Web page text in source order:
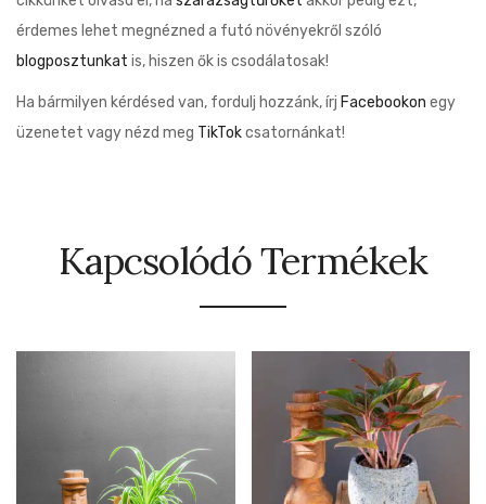
érdemes lehet megnézned a futó növényekről szóló
blogposztunkat is, hiszen ők is csodálatosak!
Ha bármilyen kérdésed van, fordulj hozzánk, írj Facebookon egy
üzenetet vagy nézd meg TikTokcsatornánkat!
Kapcsolódó Termékek